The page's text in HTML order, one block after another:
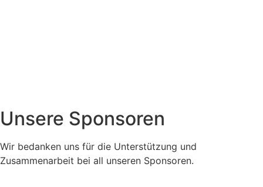
Unsere Sponsoren
Wir bedanken uns für die Unterstützung und
Zusammenarbeit bei all unseren Sponsoren.